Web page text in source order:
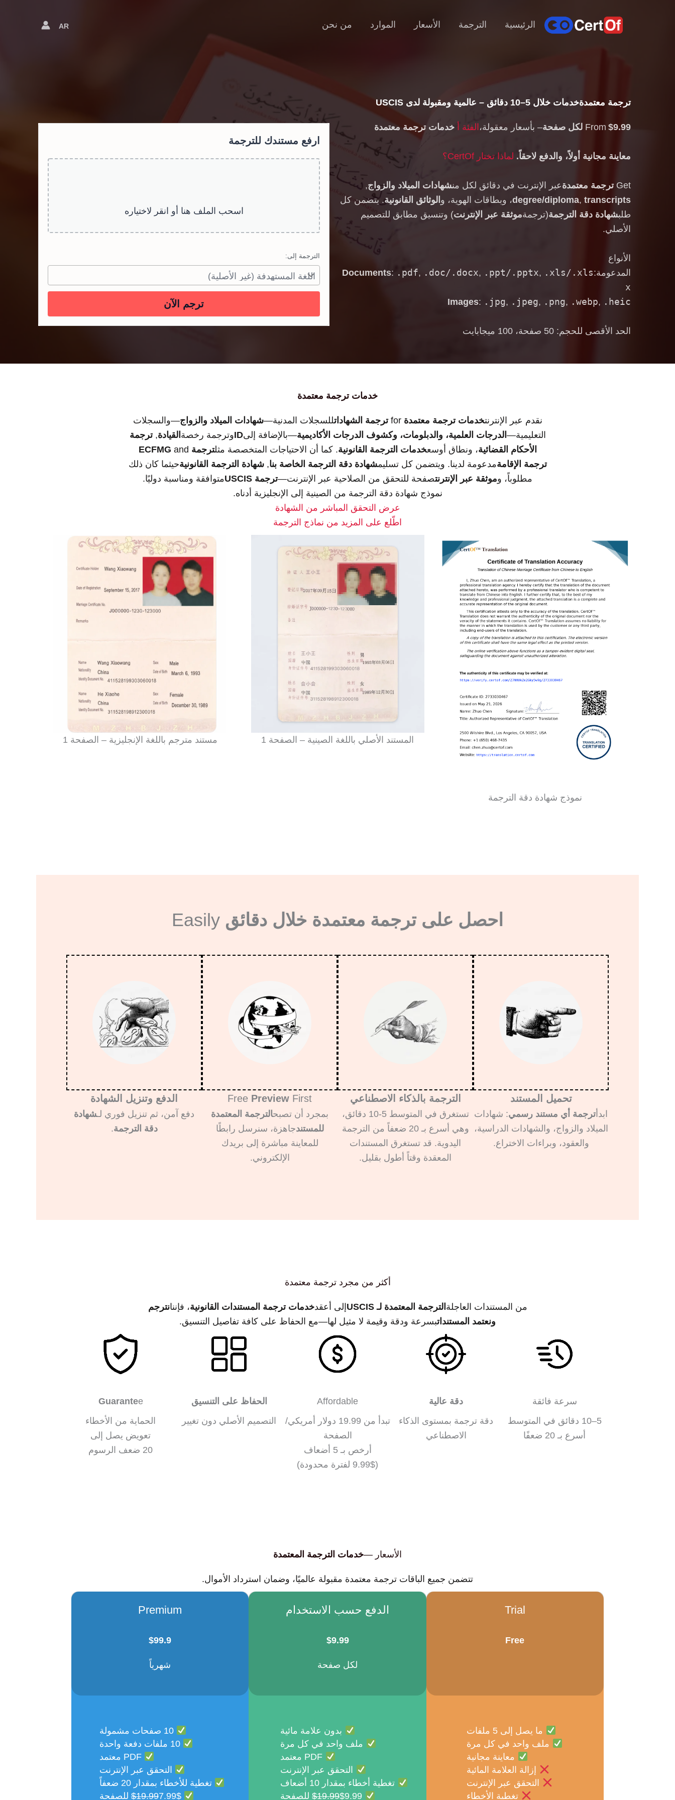
الرئيسية الترجمة الأسعار الموارد من نحن AR
Language
ترجمة معتمدةخدمات خلال 5–10 دقائق – عالمية و مقبولة لدى USCIS
From $9.99 لكل صفحة – بأسعار معقولة، الفئة أ خدمات ترجمة معتمدة
معاينة مجانية أولاً، والدفع لاحقاً. لماذا تختار CertOf؟
Get ترجمة معتمدةعبر الإنترنت في دقائق لكل منشهادات الميلاد والزواج,
degree/diploma, transcripts ، وبطاقات الهوية، و الوثائق القانونية. يتضمن كل
طلبشهادة دقة الترجمة(ترجمةموثقة عبر الإنترنت) وتنسيق مطابق للتصميم
الأصلي.
الأنواع
المدعومة:
Documents: .pdf, .doc/.docx, .ppt/.pptx, .xls/.xls
x
Images: .jpg, .jpeg, .png, .webp, .heic
الحد الأقصى للحجم: 50 صفحة، 100 ميجابايت
ارفع مستندك للترجمة
اسحب الملف هنا أو انقر لاختياره
الترجمة إلى:
ترجم الآن
خدمات ترجمة معتمدة
نقدم عبر الإنترنتخدمات ترجمة معتمدة for ترجمة الشهاداتللسجلات المدنية—شهادات الميلاد والزواج—والسجلات
التعليمية— الدرجات العلمية، والدبلومات، وكشوف الدرجات الأكاديمية—بالإضافة إلىIDوترجمة رخصة القيادة,ترجمة
الأحكام القضائية، ونطاق أوسعخدمات الترجمة القانونية. كما أن الاحتياجات المتخصصة مثلترجمة ECFMG and
ترجمة الإقامةمدعومة لدينا. ويتضمن كل تسليمشهادة دقة الترجمة الخاصة بنا,شهادة الترجمة القانونيةحيثما كان ذلك
مطلوباً، وموثقة عبر الإنترنتصفحة للتحقق من الصلاحية عبر الإنترنت—ترجمة USCIS
متوافقة ومناسبة دوليًا.
نموذج شهادة دقة الترجمة من الصينية إلى الإنجليزية أدناه.
عرض التحقق المباشر من الشهادة
اطّلع على المزيد من نماذج الترجمة
نموذج شهادة دقة الترجمة
المستند الأصلي باللغة الصينية – الصفحة 1 مستند مترجم باللغة الإنجليزية – الصفحة 1
احصل على ترجمة معتمدة خلال دقائق
تحميل المستند
ابدأ ترجمة أي مستند رسمي: شهادات
الميلاد والزواج، والشهادات الدراسية،
والعقود، وبراءات الاختراع.
الترجمة بالذكاء الاصطناعي
تستغرق في المتوسط 5-10 دقائق،
وهي أسرع بـ 20 ضعفاً من الترجمة
اليدوية. قد تستغرق المستندات
المعقدة وقتاً أطول بقليل.
Free Preview First
بمجرد أن تصبحالترجمة المعتمدة
للمستندجاهزة، سنرسل رابطًا
للمعاينة مباشرة إلى بريدك
الإلكتروني.
الدفع وتنزيل الشهادة
دفع آمن، ثم تنزيل فوري لـشهادة
دقة الترجمة.
أكثر من مجرد ترجمة معتمدة
من المستندات العاجلة الترجمة المعتمدة لـ USCIS إلى أعقدخدمات ترجمة المستندات القانونية، فإننانترجم
ونعتمد المستنداتبسرعة ودقة وقيمة لا مثيل لها—مع الحفاظ على كافة تفاصيل التنسيق.
سرعة فائقة
5–10 دقائق في المتوسط
أسرع بـ 20 ضعفًا
دقة عالية
دقة ترجمة بمستوى الذكاء
الاصطناعي
Affordable
تبدأ من 19.99 دولار أمريكي/
الصفحة
أرخص بـ 5 أضعاف
(9.99$ لفترة محدودة)
الحفاظ على التنسيق
التصميم الأصلي دون تغيير
Guarantee
الحماية من الأخطاء
تعويض يصل إلى
20 ضعف الرسوم
الأسعار —خدمات الترجمة المعتمدة
تتضمن جميع الباقات ترجمة معتمدة مقبولة عالميًا، وضمان استرداد الأموال.
Trial
Free
ما يصل إلى 5 ملفات
ملف واحد في كل مرة
معاينة مجانية
إزالة العلامة المائية
التحقق عبر الإنترنت
تغطية الأخطاء
الدفع حسب الاستخدام
$9.99
لكل صفحة
بدون علامة مائية
ملف واحد في كل مرة
التحقق عبر الإنترنت
تغطية أخطاء بمقدار 10 أضعاف
$19.99$9.99 للصفحة
Premium
$99.9
شهرياً
10 صفحات مشمولة
10 ملفات دفعة واحدة
PDF معتمد
التحقق عبر الإنترنت
تغطية للأخطاء بمقدار 20 ضعفاً
$19.997.99$ للصفحة